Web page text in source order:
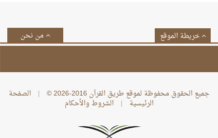
من نحن خريطة الموقع
جميع الحقوق محفوظة لموقع طريق القرآن 2016-2026 © | الصفحة
الرئيسية | الشروط والأحكام